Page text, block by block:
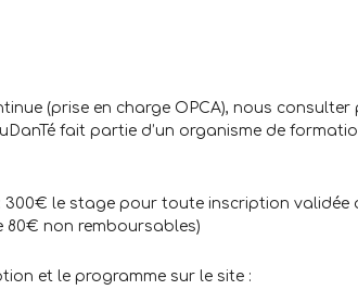
(prise en charge OPCA), nous consulter
fait partie d’un organisme de
300€ le stage pour toute inscription validée
80€ non remboursables)
et le programme sur le site :